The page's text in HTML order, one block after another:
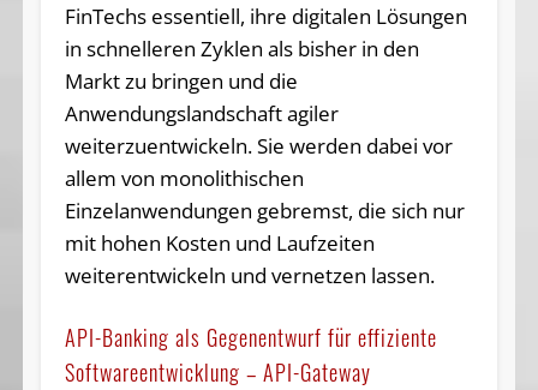
FinTechs essentiell, ihre digitalen Lösungen
in schnelleren Zyklen als bisher in den
Markt zu bringen und die
Anwendungslandschaft agiler
weiterzuentwickeln. Sie werden dabei vor
allem von monolithischen
Einzelanwendungen gebremst, die sich nur
mit hohen Kosten und Laufzeiten
weiterentwickeln und vernetzen lassen.
API-Banking als Gegenentwurf für effiziente
Softwareentwicklung – API-Gateway